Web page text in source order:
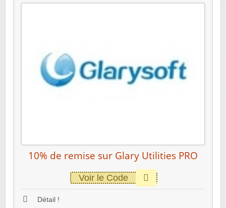
10% de remise sur Glary Utilities PRO
Voir le Code
Détail !